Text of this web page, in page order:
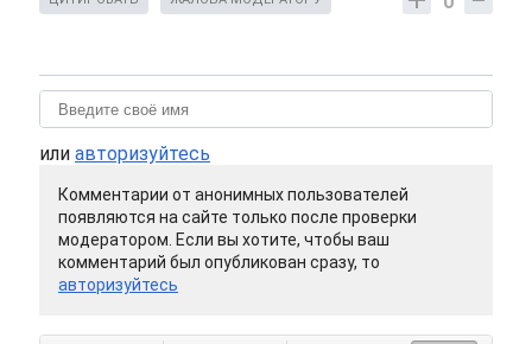
или авторизуйтесь
Комментарии от анонимных пользователей
появляются на сайте только после проверки
модератором. Если вы хотите, чтобы ваш
комментарий был опубликован сразу, то
авторизуйтесь